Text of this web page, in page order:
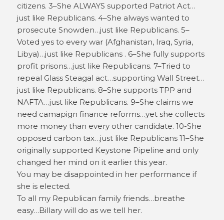
citizens. 3–She ALWAYS supported Patriot Act…
just like Republicans. 4–She always wanted to
prosecute Snowden…just like Republicans. 5–
Voted yes to every war (Afghanistan, Iraq, Syria,
Libya)…just like Republicans . 6–She fully supports
profit prisons…just like Republicans. 7–Tried to
repeal Glass Steagal act…supporting Wall Street…
just like Republicans. 8–She supports TPP and
NAFTA…just like Republicans. 9–She claims we
need camapign finance reforms…yet she collects
more money than every other candidate. 10-She
opposed carbon tax…just like Republicans 11–She
originally supported Keystone Pipeline and only
changed her mind on it earlier this year.
You may be disappointed in her performance if
she is elected.
To all my Republican family friends…breathe
easy…Billary will do as we tell her.